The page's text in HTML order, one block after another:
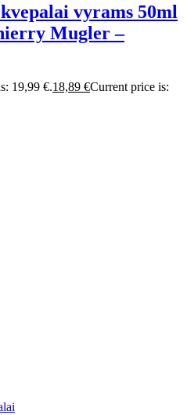
vyrams 50ml
Mugler –
19,99 €.18,89 €Current price is: